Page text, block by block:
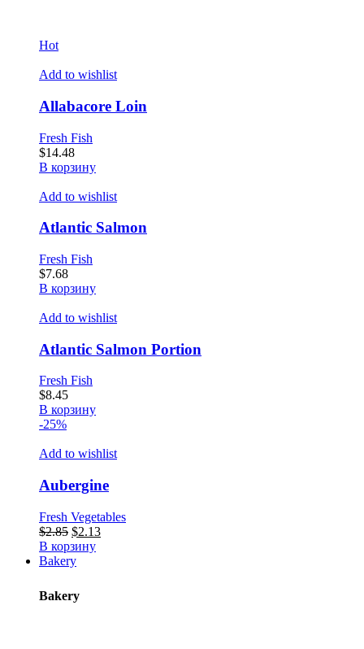
Hot
Add to wishlist
Allabacore Loin
Fresh Fish
$14.48
В корзину
Add to wishlist
Atlantic Salmon
Fresh Fish
$7.68
В корзину
Add to wishlist
Atlantic Salmon Portion
Fresh Fish
$8.45
В корзину
-25%
Add to wishlist
Aubergine
Fresh Vegetables
$2.85 Первоначальная
цена
составляла
$2.13Текущая
В корзину
Bakery
Bakery